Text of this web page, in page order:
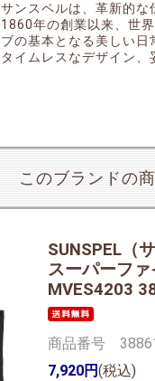
サンスペルは、革新的な
1860年の創業以来、世
ブの基本となる美しい
タイムレスなデザイン、
このブランドの
SUNSPEL（
スーパーフ
MVES4203
商品番号
7,920円(税込)